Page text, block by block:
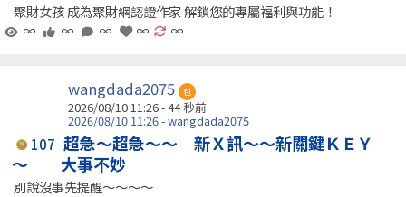
聚財女孩 成為聚財網認證作家 解鎖您的專屬福利與功能！
∞
∞ ∞ ∞ ∞
wangdada2075 包
2026/08/10 11:26 -44 秒前
2026/08/10 11:26 - wangdada2075
107 超急～超急～～ 新Ｘ訊～～新關鍵ＫＥＹ
～ 大事不妙
別說沒事先提醒～～～～